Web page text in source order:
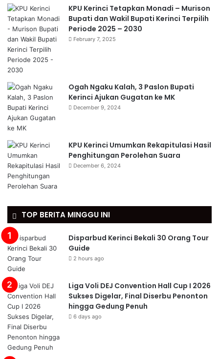
KPU Kerinci Tetapkan Monadi – Murison
Bupati dan Wakil Bupati Kerinci Terpilih
Periode 2025 – 2030
February 7, 2025
Ogah Ngaku Kalah, 3 Paslon Bupati
Kerinci Ajukan Gugatan ke MK
December 9, 2024
KPU Kerinci Umumkan Rekapitulasi Hasil
Penghitungan Perolehan Suara
December 6, 2024
TOP BERITA MINGGU INI
Disparbud Kerinci Bekali 30 Orang Tour
Guide
2 hours ago
Liga Voli DEJ Convention Hall Cup I 2026
Sukses Digelar, Final Diserbu Penonton
hingga Gedung Penuh
6 days ago